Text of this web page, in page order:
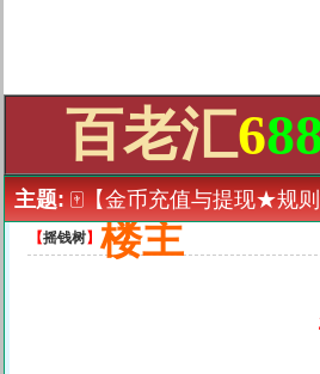
百老汇6
主题: 🀄【金币充值与提现★规则
【摇钱树】 楼主